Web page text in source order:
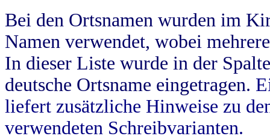
Bei den Ortsnamen wurden im
Namen verwendet, wobei
In dieser Liste wurde in der
deutsche Ortsname eingetragen.
liefert zusätzliche Hinweise zu
verwendeten Schreibvarianten.